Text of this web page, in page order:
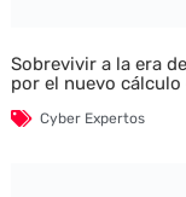
Sobrevivir a la era
por el nuevo
Cyber Expertos